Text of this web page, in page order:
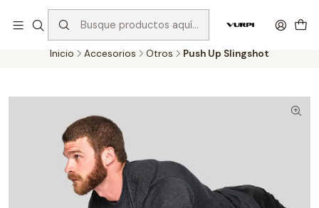
Despachos gratis para compras sobre $75.000 en Santiago y
$110.000 en Regiones!
Inicio Accesorios Otros Push Up Slingshot